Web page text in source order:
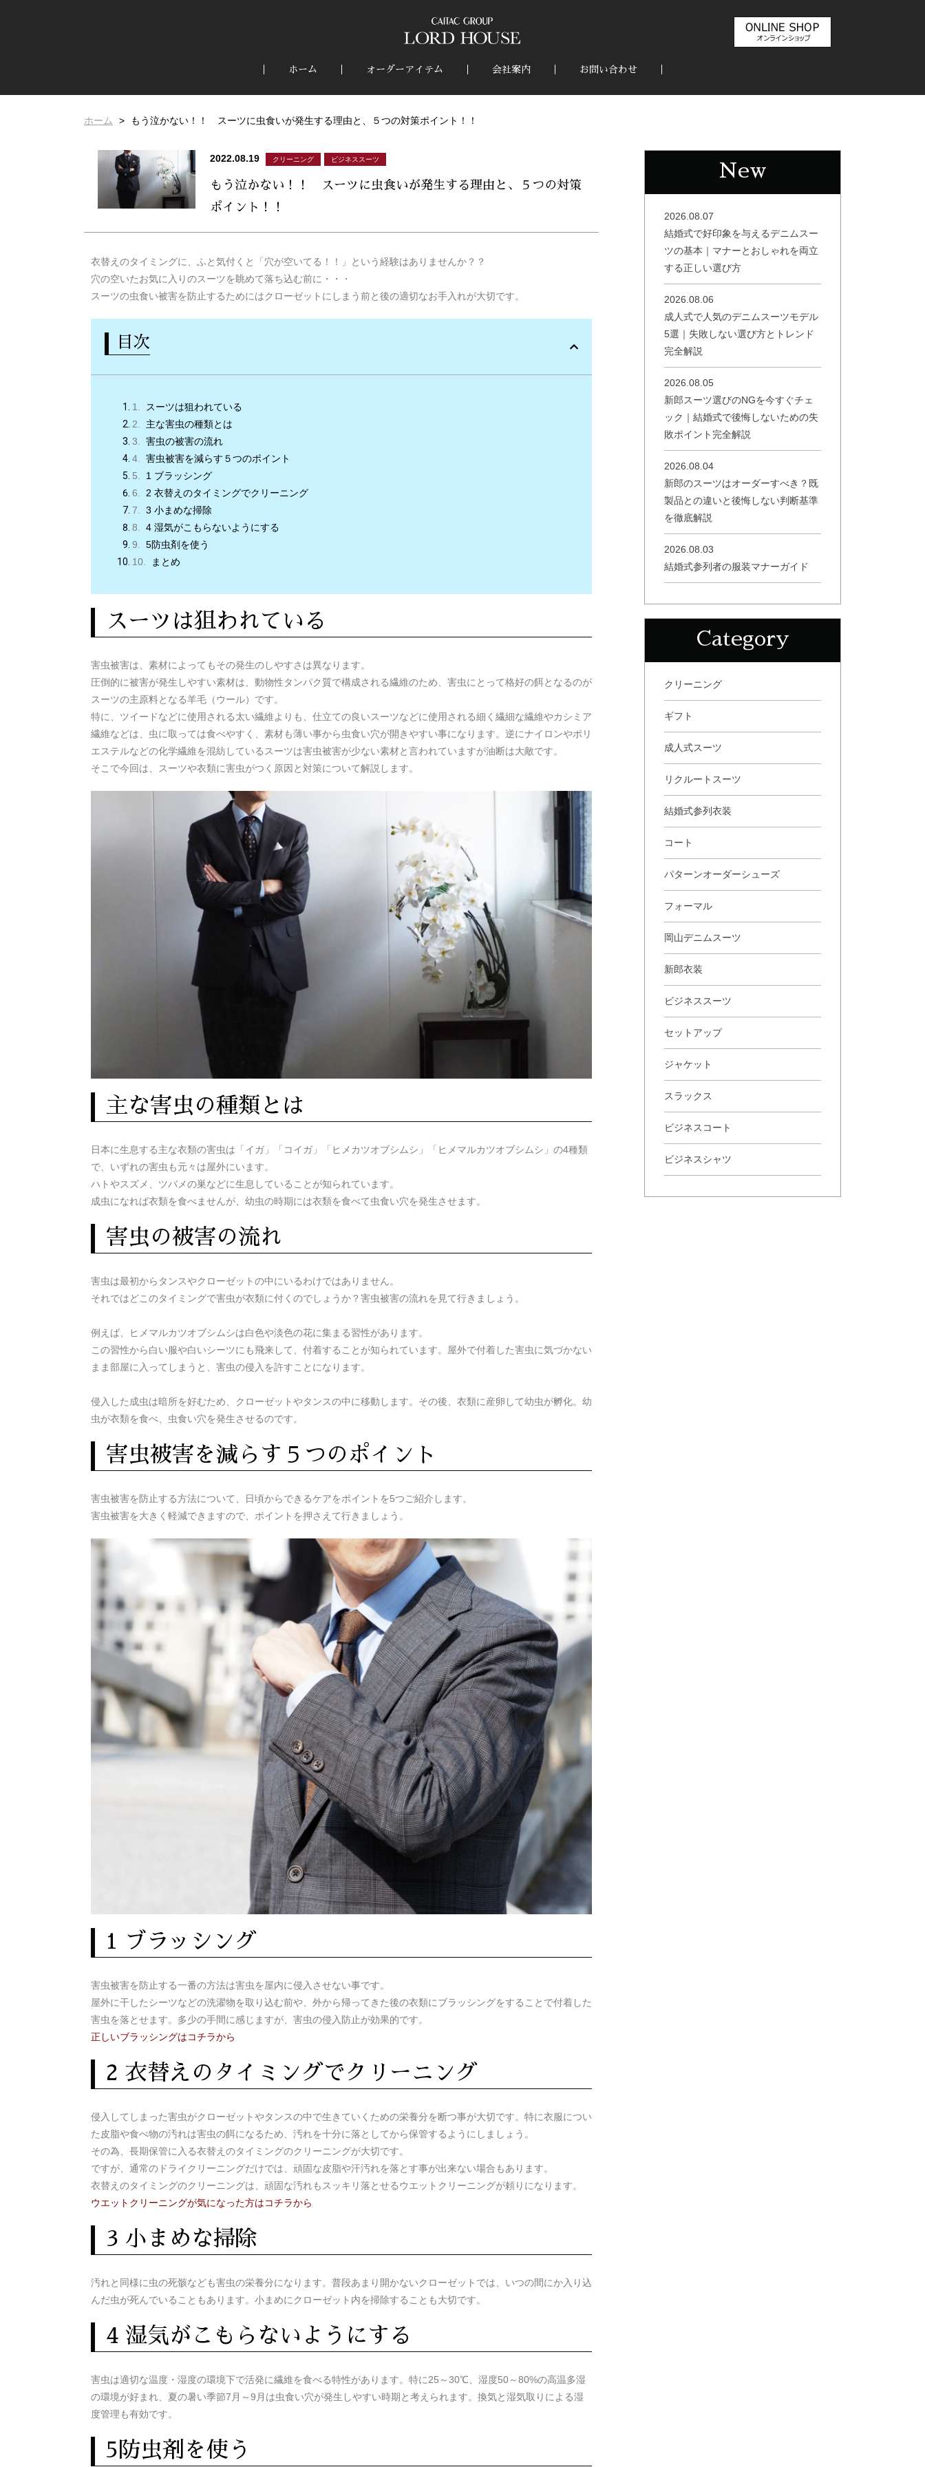
ホーム オーダーアイテム 会社案内 お問い合わせ
ホーム もう泣かない！！ スーツに虫食いが発生する理由と、５つの対策ポイント！！
2022.08.19 クリーニング ビジネススーツ
もう泣かない！！ スーツに虫食いが発生する理由と、５つの対策
ポイント！！
衣替えのタイミングに、 ふと気付くと「穴が空いてる！！」という経験はありませんか？？
穴の空いたお気に入りのスーツを眺めて落ち込む前に・・・
スーツの虫食い被害を防止するためにはクローゼットにしまう前と後の適切なお手入れが大切です。
目次
スーツは狙われている
主な害虫の種類とは
害虫の被害の流れ
害虫被害を減らす５つのポイント
1 ブラッシング
2 衣替えのタイミングでクリーニング
3 小まめな掃除
4 湿気がこもらないようにする
5防虫剤を使う
まとめ
スーツは狙われている
害虫被害は、素材によってもその発生のしやすさは異なります。
圧倒的に被害が発生しやすい素材は、動物性タンパク質で構成される繊維のため、害虫にとって格好の餌となるのが
スーツの主原料となる羊毛（ウール）です。
特に、ツイードなどに使用される太い繊維よりも、仕立ての良いスーツなどに使用される細く繊細な繊維やカシミア
繊維などは、虫に取っては食べやすく、素材も薄い事から虫食い穴が開きやすい事になります。逆にナイロンやポリ
エステルなどの化学繊維を混紡しているスーツは害虫被害が少ない素材と言われていますが油断は大敵です。
そこで今回は、スーツや衣類に害虫がつく原因と対策について解説します。
主な害虫の種類とは
日本に生息する主な衣類の害虫は「イガ」「コイガ」「ヒメカツオブシムシ」「ヒメマルカツオブシムシ」の4種類
で、いずれの害虫も元々は屋外にいます。
ハトやスズメ、ツバメの巣などに生息していることが知られています。
成虫になれば衣類を食べませんが、幼虫の時期には衣類を食べて虫食い穴を発生させます。
害虫の被害の流れ
害虫は最初からタンスやクローゼットの中にいるわけではありません。
それではどこのタイミングで害虫が衣類に付くのでしょうか？害虫被害の流れを見て行きましょう。
例えば、ヒメマルカツオブシムシは白色や淡色の花に集まる習性があります。
この習性から白い服や白いシーツにも飛来して、付着することが知られています。屋外で付着した害虫に気づかない
まま部屋に入ってしまうと、害虫の侵入を許すことになります。
侵入した成虫は暗所を好むため、クローゼットやタンスの中に移動します。その後、衣類に産卵して幼虫が孵化。幼
虫が衣類を食べ、虫食い穴を発生させるのです。
害虫被害を減らす５つのポイント
害虫被害を防止する方法について、日頃からできるケアをポイントを5つご紹介します。
害虫被害を大きく軽減できますので、ポイントを押さえて行きましょう。
1 ブラッシング
害虫被害を防止する一番の方法は害虫を屋内に侵入させない事です。
屋外に干したシーツなどの洗濯物を取り込む前や、外から帰ってきた後の衣類にブラッシングをすることで付着した
害虫を落とせます。多少の手間に感じますが、害虫の侵入防止が効果的です。
正しいブラッシングはコチラから
2 衣替えのタイミングでクリーニング
侵入してしまった害虫がクローゼットやタンスの中で生きていくための栄養分を断つ事が大切です。特に衣服につい
た皮脂や食べ物の汚れは害虫の餌になるため、汚れを十分に落としてから保管するようにしましょう。
その為、長期保管に入る衣替えのタイミングのクリーニングが大切です。
ですが、通常のドライクリーニングだけでは、頑固な皮脂や汗汚れを落とす事が出来ない場合もあります。
衣替えのタイミングのクリーニングは、頑固な汚れもスッキリ落とせるウエットクリーニングが頼りになります。
ウエットクリーニングが気になった方はコチラから
3 小まめな掃除
汚れと同様に虫の死骸なども害虫の栄養分になります。普段あまり開かないクローゼットでは、いつの間にか入り込
んだ虫が死んでいることもあります。小まめにクローゼット内を掃除することも大切です。
4 湿気がこもらないようにする
害虫は適切な温度・湿度の環境下で活発に繊維を食べる特性があります。特に25～30℃、湿度50～80%の高温多湿
の環境が好まれ、夏の暑い季節7月～9月は虫食い穴が発生しやすい時期と考えられます。換気と湿気取りによる湿
度管理も有効です。
5防虫剤を使う
New
2026.08.07
結婚式で好印象を与えるデニムスー
ツの基本｜マナーとおしゃれを両立
する正しい選び方
2026.08.06
成人式で人気のデニムスーツモデル
5選｜失敗しない選び方とトレンド
完全解説
2026.08.05
新郎スーツ選びのNGを今すぐチェ
ック｜結婚式で後悔しないための失
敗ポイント完全解説
2026.08.04
新郎のスーツはオーダーすべき？既
製品との違いと後悔しない判断基準
を徹底解説
2026.08.03
結婚式参列者の服装マナーガイド
Category
クリーニング
ギフト
成人式スーツ
リクルートスーツ
結婚式参列衣装
コート
パターンオーダーシューズ
フォーマル
岡山デニムスーツ
新郎衣装
ビジネススーツ
セットアップ
ジャケット
スラックス
ビジネスコート
ビジネスシャツ